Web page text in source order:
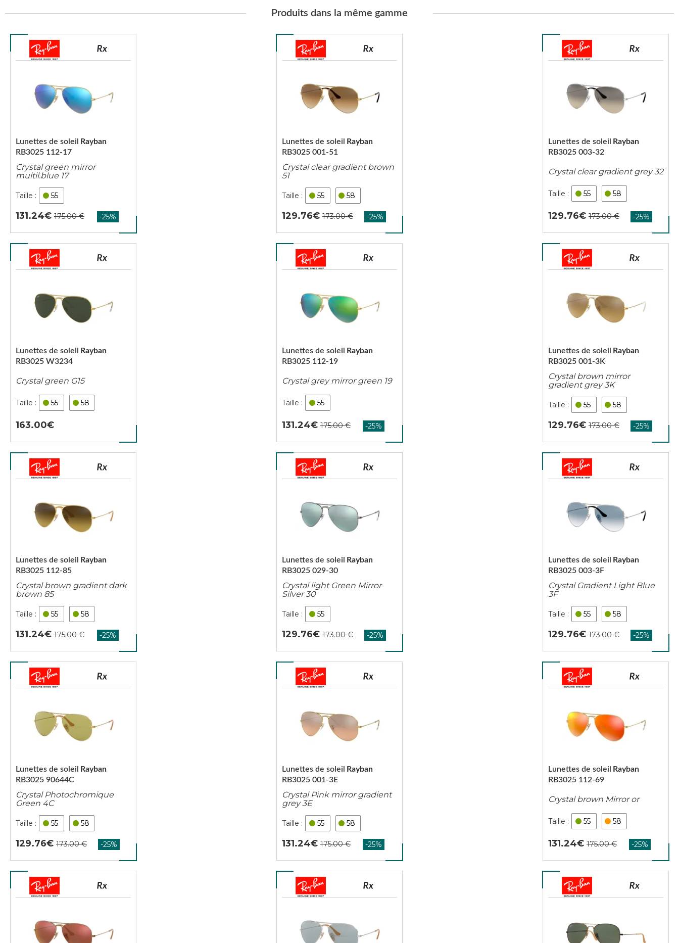
Produits dans la même gamme
RB3025 112-17
Lunettes de soleil Rayban
Crystal green mirror
multil.blue 17
55
131.24
RB3025 001-51
Lunettes de soleil Rayban
Crystal clear gradient brown
51
55 58
129.76
RB3025 003-32
Lunettes de soleil Rayban
Crystal clear gradient grey 32
55 58
129.76
RB3025 W3234
Lunettes de soleil Rayban
Crystal green G15
55 58
163.00
RB3025 112-19
Lunettes de soleil Rayban
Crystal grey mirror green 19
55
131.24
RB3025 001-3K
Lunettes de soleil Rayban
Crystal brown mirror
gradient grey 3K
55 58
129.76
RB3025 112-85
Lunettes de soleil Rayban
Crystal brown gradient dark
brown 85
55 58
131.24
RB3025 029-30
Lunettes de soleil Rayban
Crystal light Green Mirror
Silver 30
55
129.76
RB3025 003-3F
Lunettes de soleil Rayban
Crystal Gradient Light Blue
3F
55 58
129.76
RB3025 90644C
Lunettes de soleil Rayban
Crystal Photochromique
Green 4C
55 58
129.76
RB3025 001-3E
Lunettes de soleil Rayban
Crystal Pink mirror gradient
grey 3E
55 58
131.24
RB3025 112-69
Lunettes de soleil Rayban
Crystal brown Mirror or
55 58
131.24